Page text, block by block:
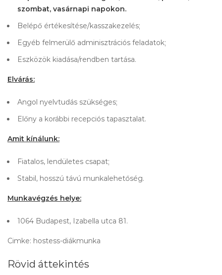
szombat, vasárnapi napokon.
Belépő értékesítése/kasszakezelés;
Egyéb felmerülő adminisztrációs feladatok;
Eszközök kiadása/rendben tartása.
Elvárás:
Angol nyelvtudás szükséges;
Előny a korábbi recepciós tapasztalat.
Amit kínálunk:
Fiatalos, lendületes csapat;
Stabil, hosszú távú munkalehetőség.
Munkavégzés helye:
1064 Budapest, Izabella utca 81.
Cimke: hostess-diákmunka
Rövid áttekintés